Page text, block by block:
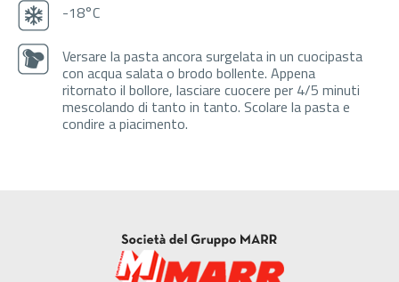
-18°C
Versare la pasta ancora surgelata in un cuocipasta
con acqua salata o brodo bollente. Appena
ritornato il bollore, lasciare cuocere per 4/5 minuti
mescolando di tanto in tanto. Scolare la pasta e
condire a piacimento.